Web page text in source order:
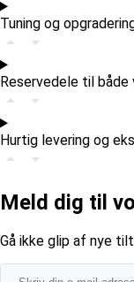
Tuning og
Reservedele til
Hurtig levering og
Meld dig til
​Gå ikke glip af nye